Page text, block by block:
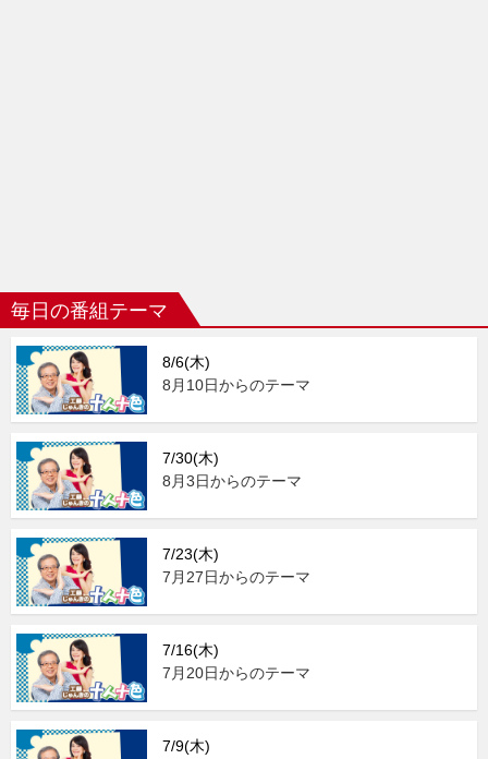
毎日の番組テーマ
8/6(木)
8月10日からのテーマ
7/30(木)
8月3日からのテーマ
7/23(木)
7月27日からのテーマ
7/16(木)
7月20日からのテーマ
7/9(木)